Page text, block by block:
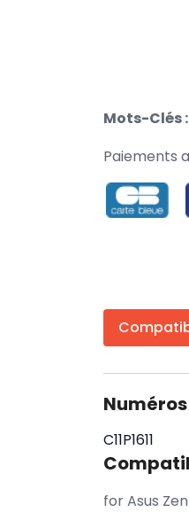
Mots-Clés :
Paiements
C11P1611
for Asus